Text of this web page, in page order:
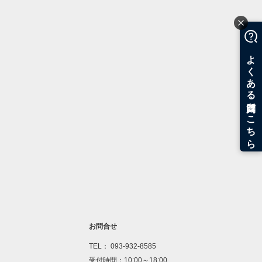
お問合せ
TEL： 093-932-8585
受付時間：10:00～18:00